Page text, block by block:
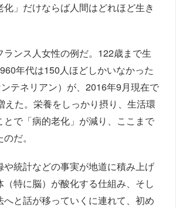
」だけならば人間はどれほど生き
ランス人女性の例だ。122歳まで生
年代は150人ほどしかいなかった
テネリアン）が、2016年9月現在で
えた。栄養をしっかり摂り、生活環
とで「病的老化」が減り、ここまで
だ。
や統計などの事実が地道に積み上げ
（特に脳）が酸化する仕組み、そし
へと話が移っていくに連れて、初め